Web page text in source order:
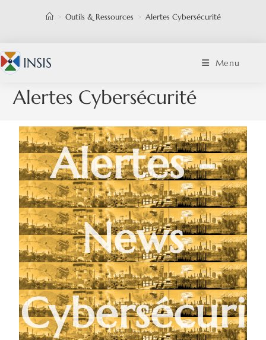
> Outils & Ressources > Alertes Cybersécurité
Menu
Alertes Cybersécurité
Alertes -
News
Cybersécuri